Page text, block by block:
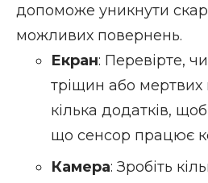
допоможе уникнути
можливих повернень.
Екран: Перевірте,
тріщин або мертвих
кілька додатків,
що сенсор працює
Камера: Зробіть